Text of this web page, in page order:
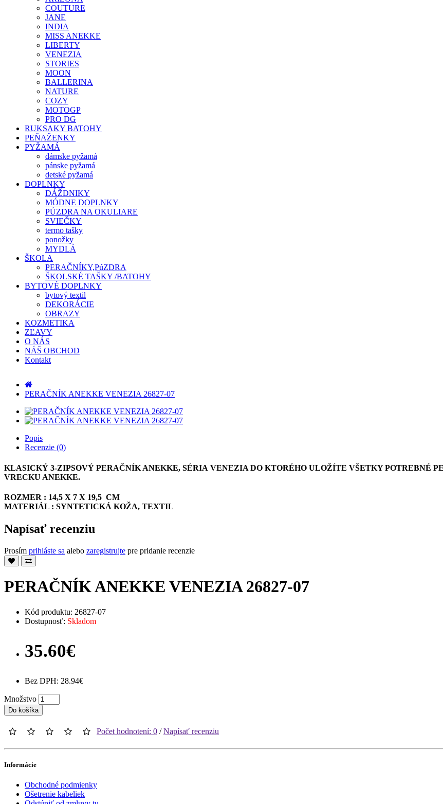
COUTURE
JANE
INDIA
MISS ANEKKE
LIBERTY
VENEZIA
STORIES
MOON
BALLERINA
NATURE
COZY
MOTOGP
PRO DG
RUKSAKY BATOHY
PEŇAŽENKY
PYŽAMÁ
dámske pyžamá
pánske pyžamá
detské pyžamá
DOPLNKY
DÁŽDNIKY
MÓDNE DOPLNKY
PÚZDRA NA OKULIARE
SVIEČKY
termo tašky
ponožky
MYDLÁ
ŠKOLA
PERAČNÍKY,PúZDRA
ŠKOLSKÉ TAŠKY /BATOHY
BYTOVÉ DOPLNKY
bytový textil
DEKORÁCIE
OBRAZY
KOZMETIKA
ZĽAVY
O NÁS
NÁŠ OBCHOD
Kontakt
PERAČNÍK ANEKKE VENEZIA 26827-07
Popis
Recenzie (0)
KLASICKÝ 3-ZIPSOVÝ PERAČNÍK ANEKKE, SÉRIA VENEZIA DO KTORÉHO ULOŽÍTE VŠETKY POTREBNÉ
VRECKU ANEKKE.
ROZMER : 14,5 X 7 X 19,5 CM
MATERIÁL : SYNTETICKÁ KOŽA, TEXTIL
Napísať recenziu
Prosím prihláste sa alebo zaregistrujte pre pridanie recenzie
PERAČNÍK ANEKKE VENEZIA 26827-07
Kód produktu: 26827-07
Dostupnosť: Skladom
35.60€
Bez DPH: 28.94€
Množstvo
Do košíka
Počet hodnotení: 0 /Napísať recenziu
Informácie
Obchodné podmienky
Ošetrenie kabeliek